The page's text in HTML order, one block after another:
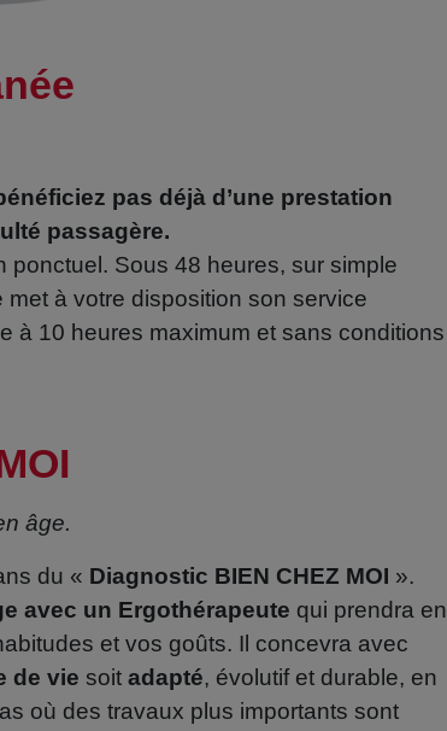
pas déjà d’une prestation
passagère.
ponctuel. Sous 48 heures, sur simple
à votre disposition son service
à 10 heures maximum et sans conditions
âge.
du « Diagnostic BIEN CHEZ MOI ».
avec un Ergothérapeute qui prendra en
et vos goûts. Il concevra avec
de vie soit adapté, évolutif et durable, en
où des travaux plus importants sont